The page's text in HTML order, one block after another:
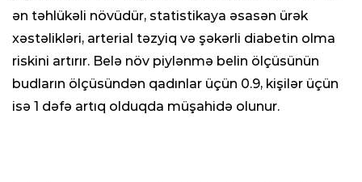
ən təhlükəli növüdür, statistikaya əsasən ürək
xəstəlikləri, arterial təzyiq və şəkərli diabetin olma
riskini artırır. Belə növ piylənmə belin ölçüsünün
budların ölçüsündən qadınlar üçün 0.9, kişilər üçün
isə 1 dəfə artıq olduqda müşahidə olunur.